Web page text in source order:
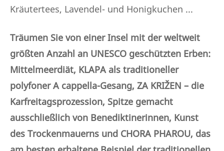
Kräutertees, Lavendel- und Honigkuchen ...
Träumen Sie von einer Insel mit der weltweit
größten Anzahl an UNESCO geschützten Erben:
Mittelmeerdiät, KLAPA als traditioneller
polyfoner A cappella-Gesang, ZA KRIŽEN – die
Karfreitagsprozession, Spitze gemacht
ausschließlich von Benediktinerinnen, Kunst
des Trockenmauerns und CHORA PHAROU, das